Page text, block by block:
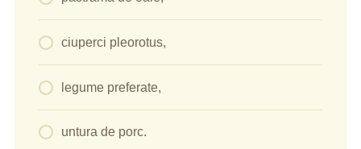
ciuperci pleorotus,
legume preferate,
untura de porc.